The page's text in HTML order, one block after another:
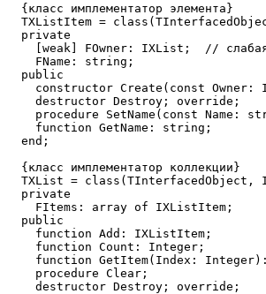
  {класс имплементатор элемента}
TXListItem =
  private
[weak] FOwner: IXList;  //
    FName: string;
  public
constructor Create(const Owner:
    destructor Destroy; override;
procedure SetName(const Name:
    function GetName: string;
  end;
  {класс имплементатор коллекции}
TXList = class(TInterfacedObject,
  private
    FItems: array of IXListItem;
  public
    function Add: IXListItem;
    function Count: Integer;
function GetItem(Index:
    procedure Clear;
    destructor Destroy; override;